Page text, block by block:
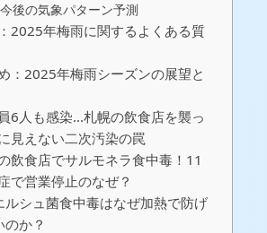
今後の気象パターン予測
2025年梅雨に関するよくある質
：2025年梅雨シーズンの展望と
6人も感染…札幌の飲食店を襲っ
見えない二次汚染の罠
飲食店でサルモネラ食中毒！11
で営業停止のなぜ？
ルシュ菌食中毒はなぜ加熱で防げ
のか？